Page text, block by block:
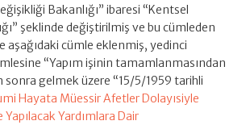
Bakanlığı” ibaresi “Kentsel
şeklinde değiştirilmiş ve bu cümleden
aşağıdaki cümle eklenmiş, yedinci
“Yapım işinin tamamlanmasından
sonra gelmek üzere “15/5/1959 tarihli
Hayata Müessir Afetler Dolayısiyle
Yardımlara Dair